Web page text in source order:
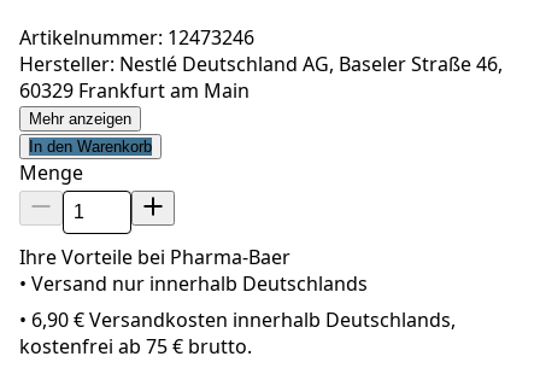
Artikelnummer: 12473246
Hersteller: Nestlé Deutschland AG, Baseler Straße 46,
60329 Frankfurt am Main
Mehr anzeigen
In den Warenkorb
Menge
Ihre Vorteile bei Pharma-Baer
• Versand nur innerhalb Deutschlands
• 6,90 € Versandkosten innerhalb Deutschlands,
kostenfrei ab 75 € brutto.